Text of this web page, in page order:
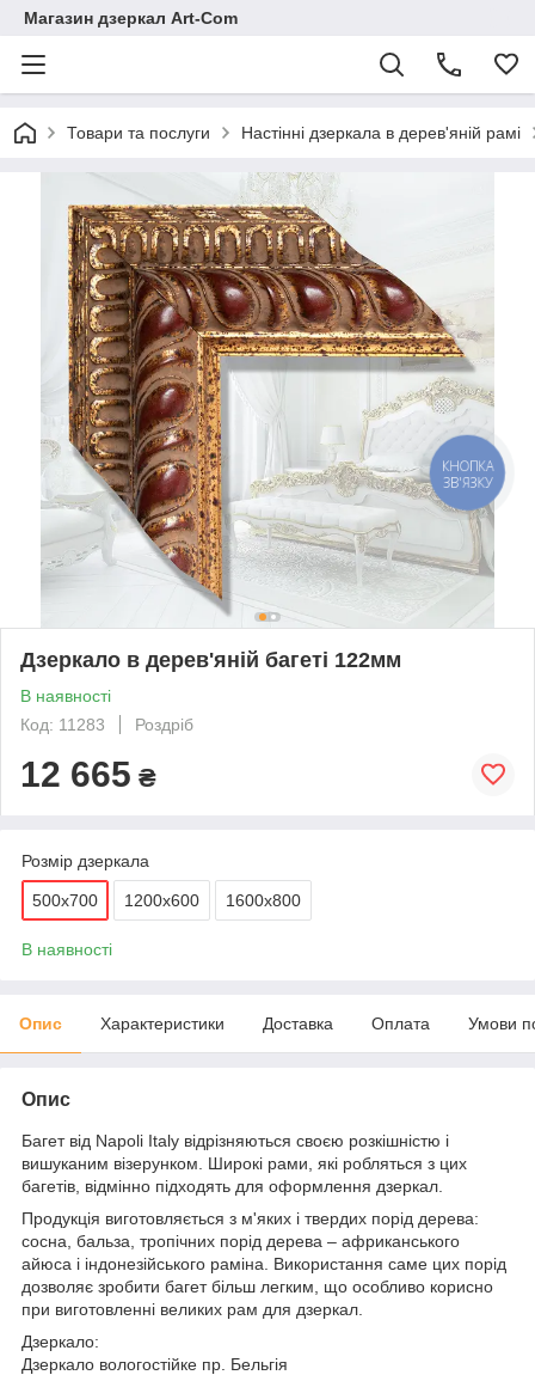
Магазин дзеркал Art-Com
Товари та послуги Настінні дзеркала в дерев'яній рамі
Дзеркало в дерев'яній багеті 122мм
В наявності
Код: 11283
Роздріб
12 665 ₴
Розмір дзеркала
500х700 1200х600 1600х800
В наявності
Опис Характеристики Доставка Оплата Умови
Опис
Багет від Napoli Italy відрізняються своєю розкішністю і
вишуканим візерунком. Широкі рами, які робляться з цих
багетів, відмінно підходять для оформлення дзеркал.
Продукція виготовляється з м'яких і твердих порід дерева:
сосна, бальза, тропічних порід дерева – африканського
айюса і індонезійського раміна. Використання саме цих порід
дозволяє зробити багет більш легким, що особливо корисно
при виготовленні великих рам для дзеркал.
Дзеркало:
Дзеркало вологостійке пр. Бельгія
КНОПКА
ЗВ'ЯЗКУ